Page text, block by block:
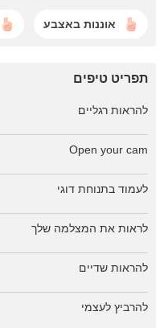
אוננות באצבע
תפריט טיפים
להראות רגליים
Open your cam
לעמוד בתנוחת דוגי
לראות את המצלמה שלך
להראות שדיים
להרביץ לעצמי